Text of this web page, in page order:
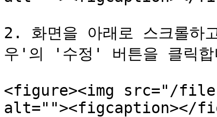
2. 화면을 아래로 스크롤하
우'의 '수정' 버튼을 클릭합
<figure><img src="/files/
alt=""><figcaption></